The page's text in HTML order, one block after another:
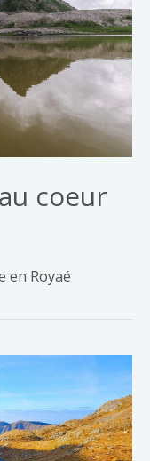
coeur
en Royaé